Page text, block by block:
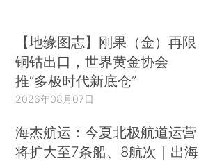
【地缘图志】刚果（金）再限
铜钴出口，世界黄金协会
推“多极时代新底仓”
2026年08月07日
海杰航运：今夏北极航道运营
将扩大至7条船、8航次｜出海